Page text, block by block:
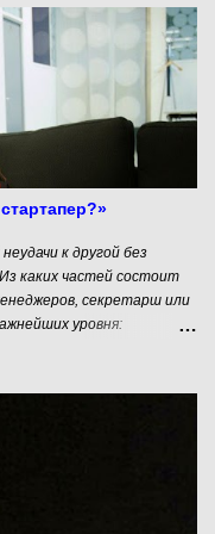
к другой без
каких частей состоит
секретарш или
уровня:
они реализуются
- это видимая часть
в бизнес, живущий
денежно основателями.
мы можем с
основателя. Давайте